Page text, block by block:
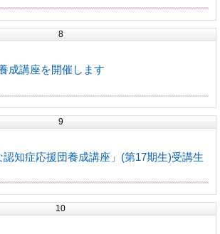
8
成講座を開催します
9
知症応援団養成講座」(第17期生)受講生
10